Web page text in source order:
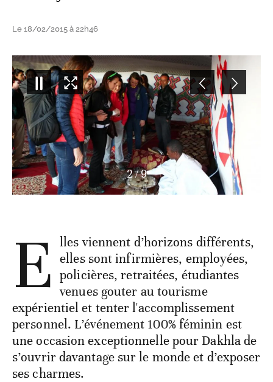
Le 18/02/2015 à 22h46
3/9
E lles viennent d’horizons différents,
elles sont infirmières, employées,
policières, retraitées, étudiantes
venues gouter au tourisme
expérientiel et tenter l'accomplissement
personnel. L’événement 100% féminin est
une occasion exceptionnelle pour Dakhla de
s’ouvrir davantage sur le monde et d’exposer
ses charmes.